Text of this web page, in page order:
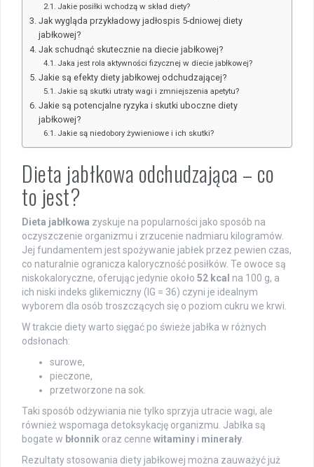
Jakie posiłki wchodzą w skład diety?
Jak wygląda przykładowy jadłospis 5-dniowej diety
jabłkowej?
Jak schudnąć skutecznie na diecie jabłkowej?
Jaka jest rola aktywności fizycznej w diecie jabłkowej?
Jakie są efekty diety jabłkowej odchudzającej?
Jakie są skutki utraty wagi i zmniejszenia apetytu?
Jakie są potencjalne ryzyka i skutki uboczne diety
jabłkowej?
Jakie są niedobory żywieniowe i ich skutki?
Dieta jabłkowa odchudzająca – co
to jest?
Dieta jabłkowa zyskuje na popularności jako sposób na
oczyszczenie organizmu i zrzucenie nadmiaru kilogramów.
Jej fundamentem jest spożywanie jabłek przez pewien czas,
co naturalnie ogranicza kaloryczność posiłków. Te owoce są
niskokaloryczne, oferując jedynie około 52 kcal na 100 g, a
ich niski indeks glikemiczny (IG = 36) czyni je idealnym
wyborem dla osób troszczących się o poziom cukru we krwi.
W trakcie diety warto sięgać po świeże jabłka w różnych
odsłonach:
surowe,
pieczone,
przetworzone na sok.
Taki sposób odżywiania nie tylko sprzyja utracie wagi, ale
również wspomaga detoksykację organizmu. Jabłka są
bogate w błonnik oraz cenne witaminy i minerały
Rezultaty stosowania diety jabłkowej można zauważyć już